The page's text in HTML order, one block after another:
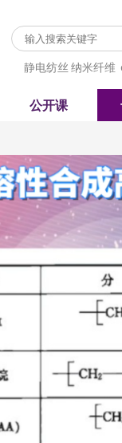
静电纺丝 纳米纤维
公开课